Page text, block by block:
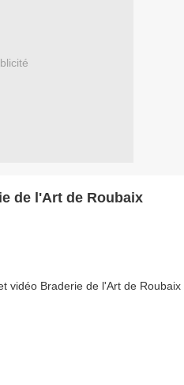
de l'Art de Roubaix